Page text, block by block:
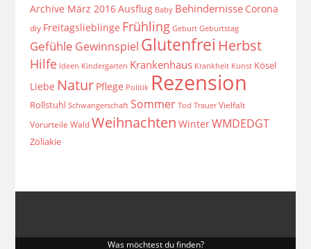
Archive März 2016Ausflug Baby Behindernisse Corona
diy Freitagslieblinge Frühling Geburt Geburtstag
Gefühle Gewinnspiel Glutenfrei Herbst
Hilfe Ideen Kindergarten Krankenhaus Krankheit Kunst Kösel
Liebe Natur Pflege Politik Rezension
Rollstuhl Schwangerschaft Sommer Tod Trauer Vielfalt
Vorurteile Wald Weihnachten WinterWMDEDGT
Zöliakie
Was möchtest du finden?